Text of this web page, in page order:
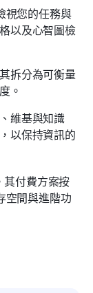
視您的任務與
以及心智圖檢
拆分為可衡量
。
維基與知識
以保持資訊的
付費方案按
空間與進階功